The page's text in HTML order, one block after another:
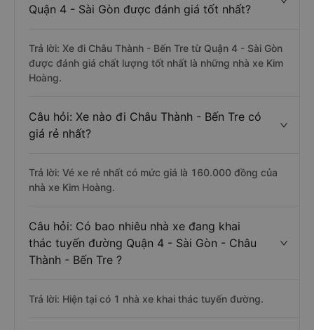
Quận 4 - Sài Gòn được đánh giá tốt nhất?
Trả lời: Xe đi Châu Thành - Bến Tre từ Quận 4 - Sài Gòn
được đánh giá chất lượng tốt nhất là những nhà xe Kim
Hoàng.
Câu hỏi: Xe nào đi Châu Thành - Bến Tre có
giá rẻ nhất?
Trả lời: Vé xe rẻ nhất có mức giá là 160.000 đồng của
nhà xe Kim Hoàng.
Câu hỏi: Có bao nhiêu nhà xe đang khai
thác tuyến đường Quận 4 - Sài Gòn - Châu
Thành - Bến Tre ?
Trả lời: Hiện tại có 1 nhà xe khai thác tuyến đường.